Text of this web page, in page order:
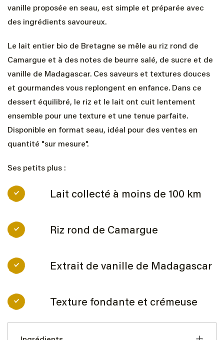
vanille proposée en seau, est simple et préparée avec
des ingrédients savoureux.
Le lait entier bio de Bretagne se mêle au riz rond de
Camargue et à des notes de beurre salé, de sucre et de
vanille de Madagascar. Ces saveurs et textures douces
et gourmandes vous replongent en enfance. Dans ce
dessert équilibré, le riz et le lait ont cuit lentement
ensemble pour une texture et une tenue parfaite.
Disponible en format seau, idéal pour des ventes en
quantité "sur mesure".
Ses petits plus :
Lait collecté à moins de 100 km
Riz rond de Camargue
Extrait de vanille de Madagascar
Texture fondante et crémeuse